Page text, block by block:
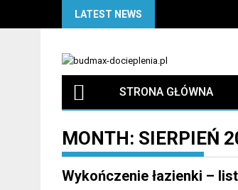
LATEST NEWS
STRONA GŁÓWNA
MONTH: SIERPIEŃ
Wykończenie łazienki –